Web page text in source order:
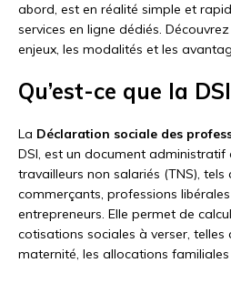
abord, est en réalité simple et
services en ligne dédiés.
enjeux, les modalités et les
Qu’est-ce que la
La Déclaration sociale des
DSI, est un document
travailleurs non salariés (TNS), tels
commerçants, professions
entrepreneurs. Elle permet de
cotisations sociales à verser, telles
maternité, les allocations